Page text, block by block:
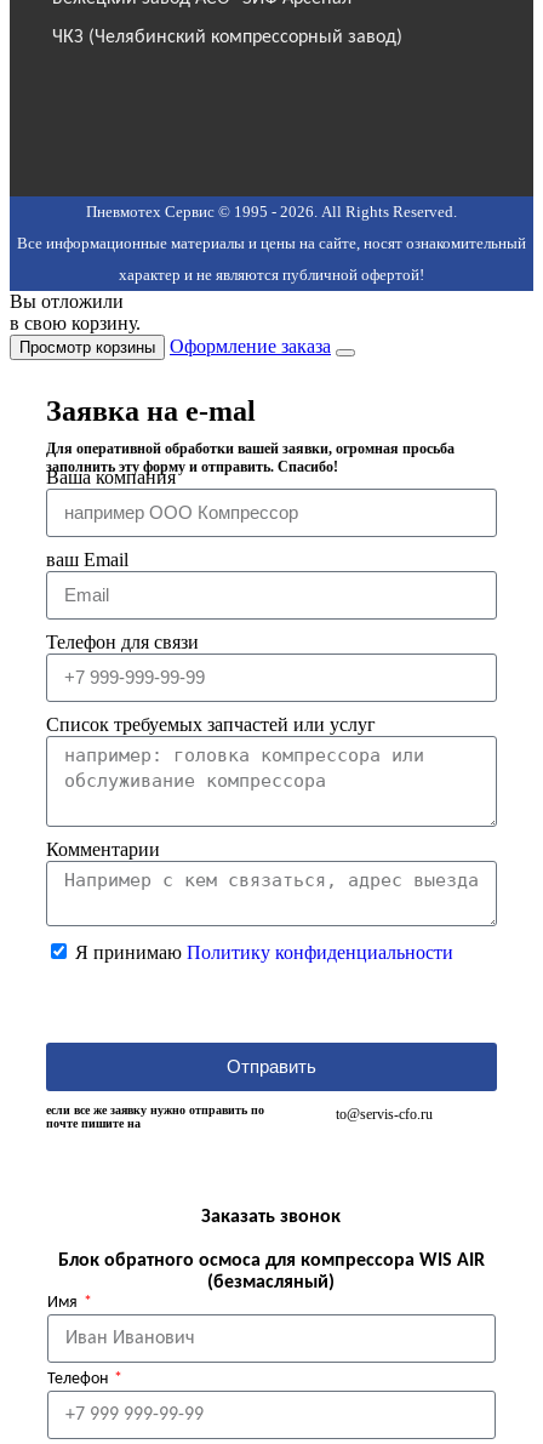
ЧКЗ (Челябинский компрессорный завод)
Пневмотех Сервис © 1995 - 2026. All Rights Reserved.
Все информационные материалы и цены на сайте, носят ознакомительный
характер и не являются публичной офертой!
Вы отложили
в свою корзину.
Просмотр корзины Оформление заказа
Заявка на e-mal
Для оперативной обработки вашей заявки, огромная просьба
заполнить эту форму и отправить. Спасибо!
Ваша компания
ваш Email
Телефон для связи
Список требуемых запчастей или услуг
Комментарии
Я принимаю Политику конфиденциальности
Отправить
если все же заявку нужно отправить по
почте пишите на
to@servis-cfo.ru
Заказать звонок
Блок обратного осмоса для компрессора WIS AIR
(безмасляный)
Имя
Телефон